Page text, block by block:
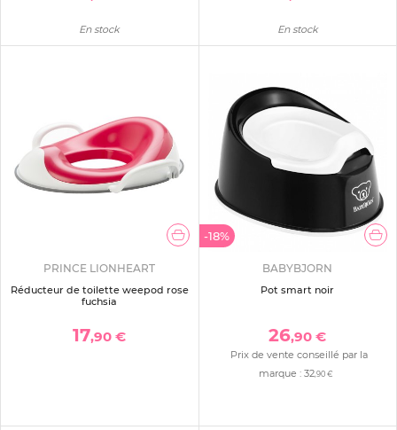
En stock En stock
PRINCE LIONHEART
Réducteur de toilette weepod rose
fuchsia
17,90 €
-18%
BABYBJORN
Pot smart noir
26,90 €
Prix de vente conseillé par la
marque : 32,90 €